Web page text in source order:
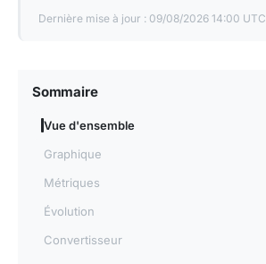
Dernière mise à jour : 09/08/2026 14:00 UTC
Sommaire
Vue d'ensemble
Graphique
Métriques
Évolution
Convertisseur